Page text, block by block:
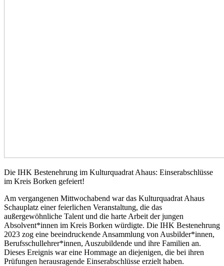
Die IHK Bestenehrung im Kulturquadrat Ahaus: Einserabschlüsse
im Kreis Borken gefeiert!
Am vergangenen Mittwochabend war das Kulturquadrat Ahaus
Schauplatz einer feierlichen Veranstaltung, die das
außergewöhnliche Talent und die harte Arbeit der jungen
Absolvent*innen im Kreis Borken würdigte. Die IHK Bestenehrung
2023 zog eine beeindruckende Ansammlung von Ausbilder*innen,
Berufsschullehrer*innen, Auszubildende und ihre Familien an.
Dieses Ereignis war eine Hommage an diejenigen, die bei ihren
Prüfungen herausragende Einserabschlüsse erzielt haben.